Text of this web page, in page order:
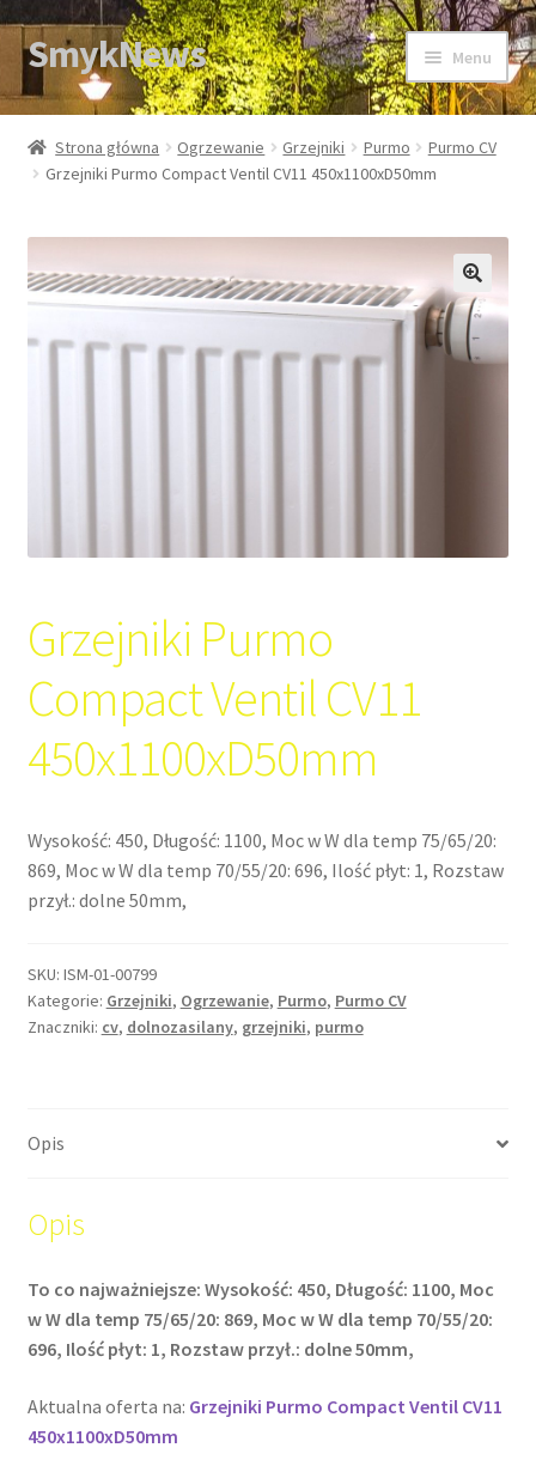
Przejdź
do
nawigacji
Przejdź
do
treści
SmykNews Menu
Strona główna
Strona główna Ogrzewanie Grzejniki Purmo
Purmo CV
Grzejniki Purmo Compact Ventil CV11 450x1100xD50mm
Grzejniki Purmo
Compact Ventil CV11
450x1100xD50mm
Wysokość: 450, Długość: 1100, Moc w W dla temp 75/65/20:
869, Moc w W dla temp 70/55/20: 696, Ilość płyt: 1, Rozstaw
przył.: dolne 50mm,
SKU: ISM-01-00799
Kategorie: Grzejniki, Ogrzewanie, Purmo, Purmo CV
Znaczniki: cv, dolnozasilany, grzejniki, purmo
Opis
Opis
To co najważniejsze: Wysokość: 450, Długość: 1100, Moc
w W dla temp 75/65/20: 869, Moc w W dla temp 70/55/20:
696, Ilość płyt: 1, Rozstaw przył.: dolne 50mm,
Aktualna oferta na: Grzejniki Purmo Compact Ventil CV11
450x1100xD50mm